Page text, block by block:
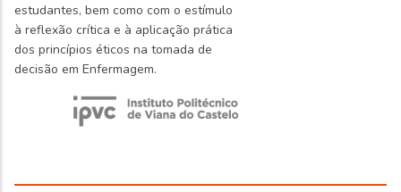
estudantes, bem como com o estímulo
à reflexão crítica e à aplicação prática
dos princípios éticos na tomada de
decisão em Enfermagem.